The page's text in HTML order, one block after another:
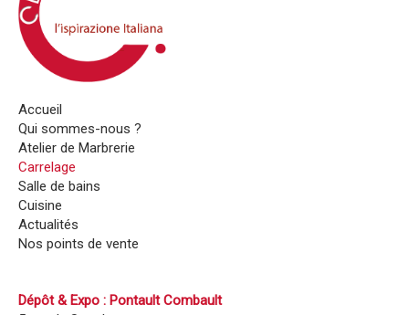
Accueil
Qui sommes-nous ?
Atelier de Marbrerie
Carrelage
Salle de bains
Cuisine
Actualités
Nos points de vente
Dépôt & Expo : Pontault Combault